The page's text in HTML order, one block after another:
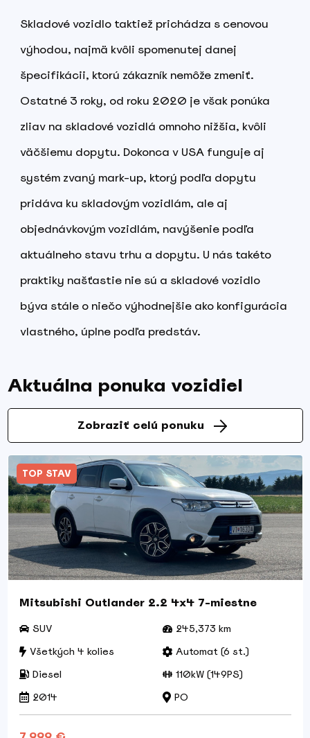
Skladové vozidlo taktiež prichádza s cenovou
výhodou, najmä kvôli spomenutej danej
špecifikácii, ktorú zákazník nemôže zmeniť.
Ostatné 3 roky, od roku 2020 je však ponúka
zliav na skladové vozidlá omnoho nižšia, kvôli
väčšiemu dopytu. Dokonca v USA funguje aj
systém zvaný mark-up, ktorý podľa dopytu
pridáva ku skladovým vozidlám, ale aj
objednávkovým vozidlám, navýšenie podľa
aktuálneho stavu trhu a dopytu. U nás takéto
praktiky našťastie nie sú a skladové vozidlo
býva stále o niečo výhodnejšie ako konfigurácia
vlastného, úplne podľa predstáv.
Aktuálna ponuka vozidiel
Zobraziť celú ponuku
TOP STAV
Mitsubishi Outlander 2.2 4x4 7-miestne
SUV
245,373 km
Všetkých 4 kolies
Automat (6 st.)
Diesel
110kW (149PS)
2014
PO